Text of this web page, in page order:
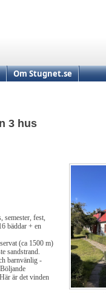
Om Stugnet.se
3 hus
semester, fest,
bäddar + en
(ca 1500 m)
sandstrand.
barnvänlig -
är det vinden